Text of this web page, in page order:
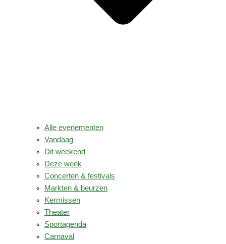
Alle evenementen
Vandaag
Dit weekend
Deze week
Concerten & festivals
Markten & beurzen
Kermissen
Theater
Sportagenda
Carnaval